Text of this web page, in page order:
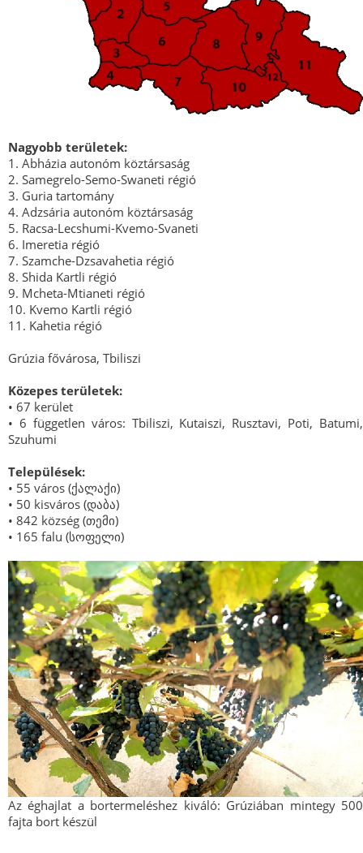
Nagyobb területek:
1. Abházia autonóm köztársaság
2. Samegrelo-Semo-Swaneti régió
3. Guria tartomány
4. Adzsária autonóm köztársaság
5. Racsa-Lecshumi-Kvemo-Svaneti
6. Imeretia régió
7. Szamche-Dzsavahetia régió
8. Shida Kartli régió
9. Mcheta-Mtianeti régió
10. Kvemo Kartli régió
11. Kahetia régió
Grúzia fővárosa, Tbiliszi
Közepes területek:
• 67 kerület
• 6 független város: Tbiliszi, Kutaiszi, Rusztavi, Poti, Batumi,
Szuhumi
Települések:
• 55 város (ქალაქი)
• 50 kisváros (დაბა)
• 842 község (თემი)
• 165 falu (სოფელი)
Az éghajlat a bortermeléshez kiváló: Grúziában mintegy 500
fajta bort készül